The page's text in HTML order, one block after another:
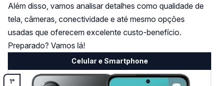
Além disso, vamos analisar detalhes como qualidade de
tela, câmeras, conectividade e até mesmo opções
usadas que oferecem excelente custo-benefício.
Preparado? Vamos lá!
Celular e Smartphone
1°